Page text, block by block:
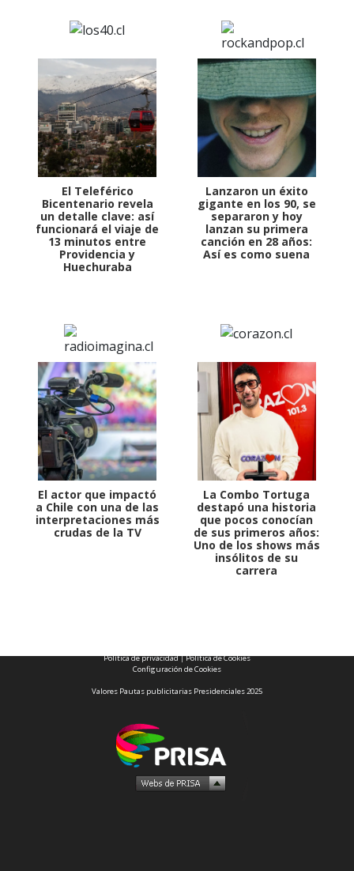
El Teleférico
Bicentenario revela
un detalle clave: así
funcionará el viaje de
13 minutos entre
Providencia y
Huechuraba
Lanzaron un éxito
gigante en los 90, se
separaron y hoy
lanzan su primera
canción en 28 años:
Así es como suena
El actor que impactó
a Chile con una de las
interpretaciones más
crudas de la TV
La Combo Tortuga
destapó una historia
que pocos conocían
de sus primeros años:
Uno de los shows más
insólitos de su
carrera
Política de privacidad|Política de Cookies
Configuración de Cookies
Valores Pautas publicitarias Presidenciales 2025